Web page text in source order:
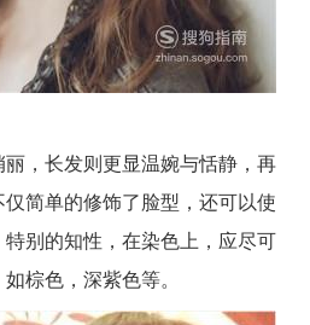
，长发则更显温婉与恬静，再
简单的修饰了脸型，还可以使
别的知性，在染色上，应尽可
棕色，深紫色等。